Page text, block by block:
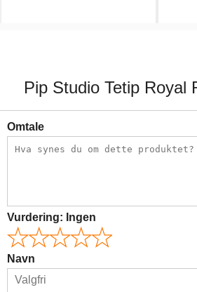
Pip Studio Tetip Royal
Omtale
Vurdering: Ingen
Navn